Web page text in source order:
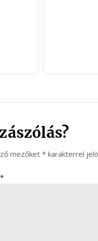
mezőket* karakterrel
*